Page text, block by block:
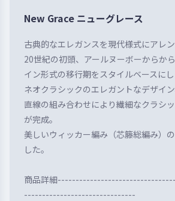
New Grace ニューグレース
古典的なエレガンスを現代様式にアレン
20世紀の初頭、アールヌーボーからか
イン形式の移行期をスタイルベースにし
ネオクラシックのエレガントなデザイ
直線の組み合わせにより繊細なクラシ
が完成。
美しいウィッカー編み（芯籐総編み）
した。
商品詳細
-------------------------------